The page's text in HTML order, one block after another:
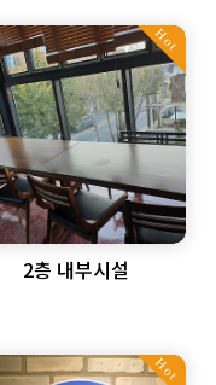
Hot
2층 내부시설
Hot